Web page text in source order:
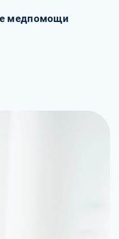
медпомощи